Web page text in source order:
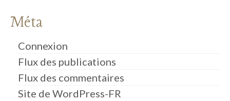
Méta
Connexion
Flux des publications
Flux des commentaires
Site de WordPress-FR